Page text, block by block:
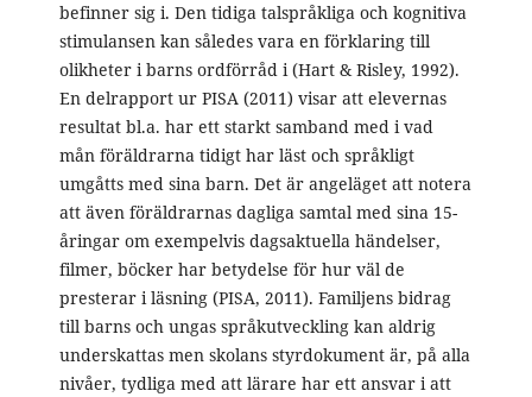
befinner sig i. Den tidiga talspråkliga och kognitiva
stimulansen kan således vara en förklaring till
olikheter i barns ordförråd i (Hart & Risley, 1992).
En delrapport ur PISA (2011) visar att elevernas
resultat bl.a. har ett starkt samband med i vad
mån föräldrarna tidigt har läst och språkligt
umgåtts med sina barn. Det är angeläget att notera
att även föräldrarnas dagliga samtal med sina 15-
åringar om exempelvis dagsaktuella händelser,
filmer, böcker har betydelse för hur väl de
presterar i läsning (PISA, 2011). Familjens bidrag
till barns och ungas språkutveckling kan aldrig
underskattas men skolans styrdokument är, på alla
nivåer, tydliga med att lärare har ett ansvar i att